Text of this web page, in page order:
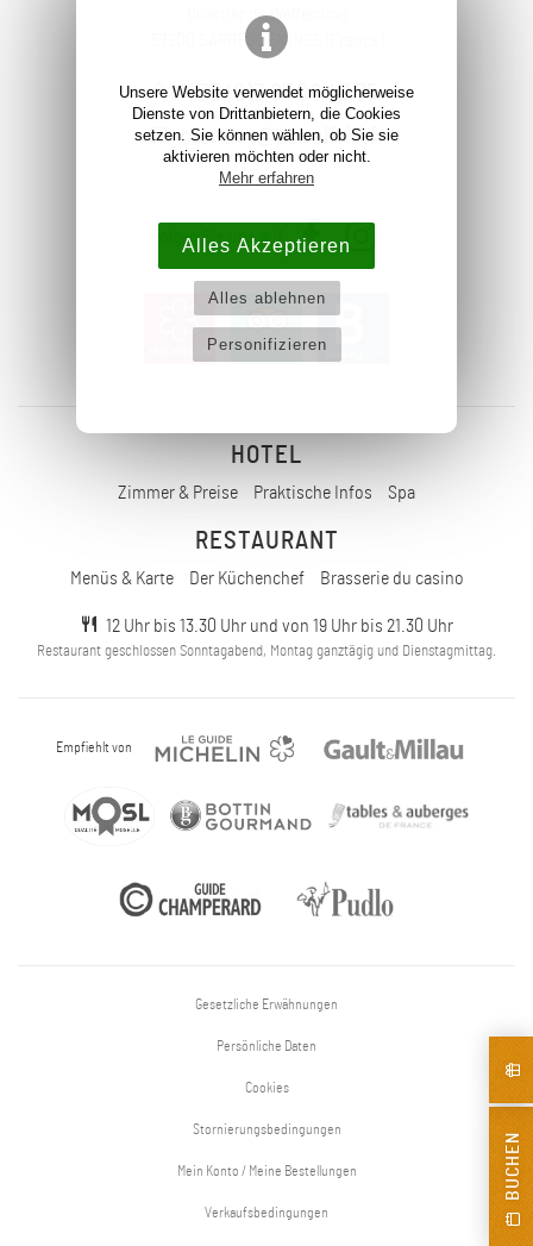
Unsere Website verwendet möglicherweise
Dienste von Drittanbietern, die Cookies
setzen. Sie können wählen, ob Sie sie
aktivieren möchten oder nicht.
Mehr erfahren
Alles Akzeptieren
Alles ablehnen
Personifizieren
BUCHEN
Quartier de Welferding
SARREGUEMINES
+33 (0)3 87 98 43 75
contact@stwalfrid.fr
Folgen Sie uns auf
HOTEL
Zimmer & Preise Praktische Infos Spa
RESTAURANT
Menüs & Karte Der Küchenchef Brasserie du casino
12 Uhr bis 13.30 Uhr und von 19 Uhr bis 21.30 Uhr
Restaurant geschlossen Sonntagabend, Montag ganztägig und Dienstagmittag.
Empfiehlt von
Gesetzliche Erwähnungen
Persönliche Daten
Cookies
Stornierungsbedingungen
Mein Konto / Meine Bestellungen
Verkaufsbedingungen